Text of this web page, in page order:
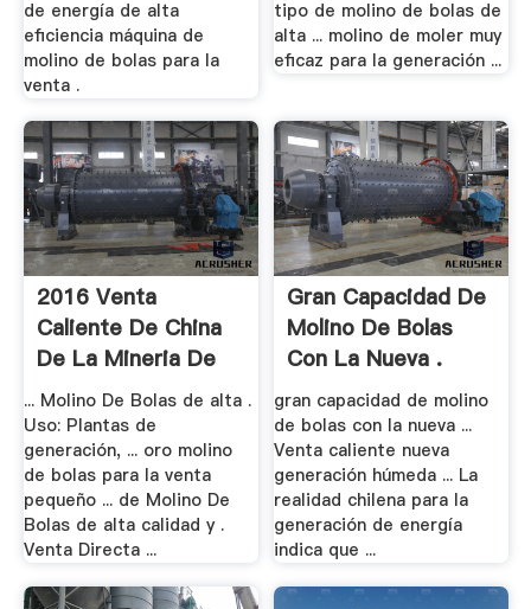
de energía de alta
eficiencia máquina de
molino de bolas para la
venta .
tipo de molino de bolas de
alta ... molino de moler muy
eficaz para la generación ...
2016 Venta
Caliente De China
De La Mineria De
Oro .
... Molino De Bolas de alta .
Uso: Plantas de
generación, ... oro molino
de bolas para la venta
pequeño ... de Molino De
Bolas de alta calidad y .
Venta Directa ...
Gran Capacidad De
Molino De Bolas
Con La Nueva .
gran capacidad de molino
de bolas con la nueva ...
Venta caliente nueva
generación húmeda ... La
realidad chilena para la
generación de energía
indica que ...